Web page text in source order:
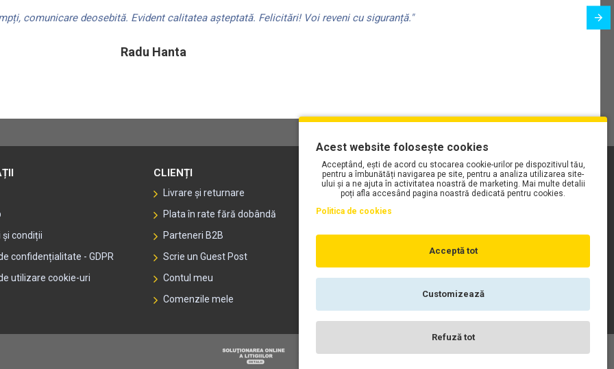
comunicare deosebită. Evident calitatea așteptată. Felicitări! Voi reveni cu siguranță."
Radu Hanta
condiții
confidențialitate - GDPR
utilizare cookie-uri
CLIENȚI
Livrare și returnare
Plata în rate fără dobândă
Parteneri B2B
Scrie un Guest Post
Contul meu
Comenzile mele
PLAYLIST-UL WORK MOTORS PE SPOTIFY
Acest website folosește cookies
Acceptând, ești de acord cu stocarea cookie-urilor pe dispozitivul tău,
pentru a îmbunătăți navigarea pe site, pentru a analiza utilizarea site-
ului și a ne ajuta în activitatea noastră de marketing. Mai multe detalii
poți afla accesând pagina noastră dedicată pentru cookies.
Politica de cookies
Acceptă tot
Customizează
Refuză tot